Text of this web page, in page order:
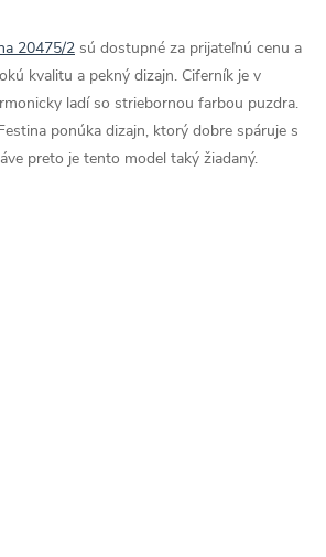
20475/2 sú dostupné za prijateľnú cenu a
kvalitu a pekný dizajn. Ciferník je v
ladí so striebornou farbou puzdra.
ponúka dizajn, ktorý dobre spáruje s
preto je tento model taký žiadaný.